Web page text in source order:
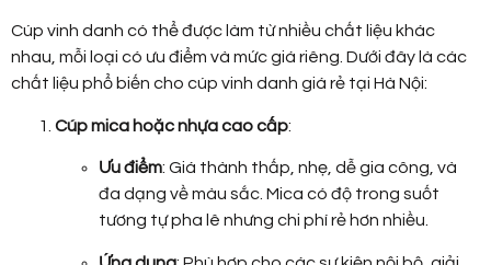
Cúp vinh danh có thể được làm từ nhiều chất liệu khác
nhau, mỗi loại có ưu điểm và mức giá riêng. Dưới đây là các
chất liệu phổ biến cho cúp vinh danh giá rẻ tại Hà Nội:
Cúp mica hoặc nhựa cao cấp:
Ưu điểm: Giá thành thấp, nhẹ, dễ gia công, và
đa dạng về màu sắc. Mica có độ trong suốt
tương tự pha lê nhưng chi phí rẻ hơn nhiều.